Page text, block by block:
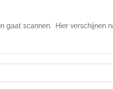
scannen. Hier verschijnen